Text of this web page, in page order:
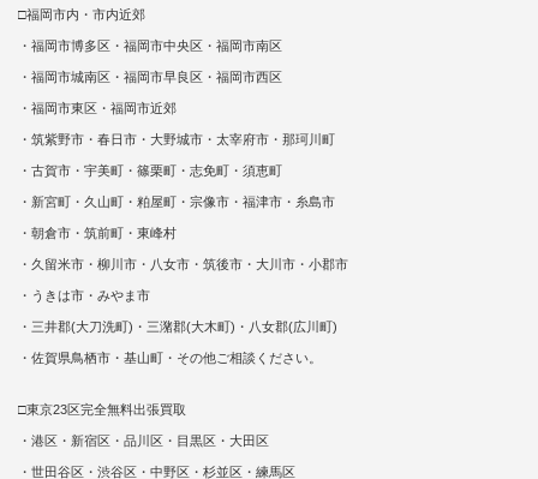
□福岡市内・市内近郊
・福岡市博多区・福岡市中央区・福岡市南区
・福岡市城南区・福岡市早良区・福岡市西区
・福岡市東区・福岡市近郊
・筑紫野市・春日市・大野城市・太宰府市・那珂川町
・古賀市・宇美町・篠栗町・志免町・須恵町
・新宮町・久山町・粕屋町・宗像市・福津市・糸島市
・朝倉市・筑前町・東峰村
・久留米市・柳川市・八女市・筑後市・大川市・小郡市
・うきは市・みやま市
・三井郡(大刀洗町)・三潴郡(大木町)・八女郡(広川町)
・佐賀県鳥栖市・基山町・その他ご相談ください。
□東京23区完全無料出張買取
・港区・新宿区・品川区・目黒区・大田区
・世田谷区・渋谷区・中野区・杉並区・練馬区